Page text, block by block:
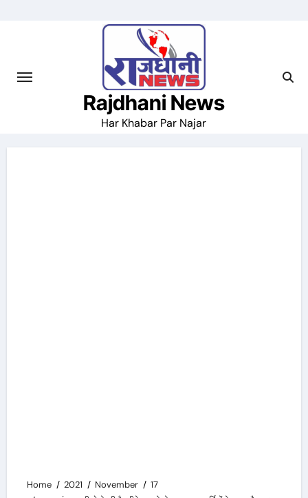
Rajdhani News
Har Khabar Par Najar
Home 2021 November
17